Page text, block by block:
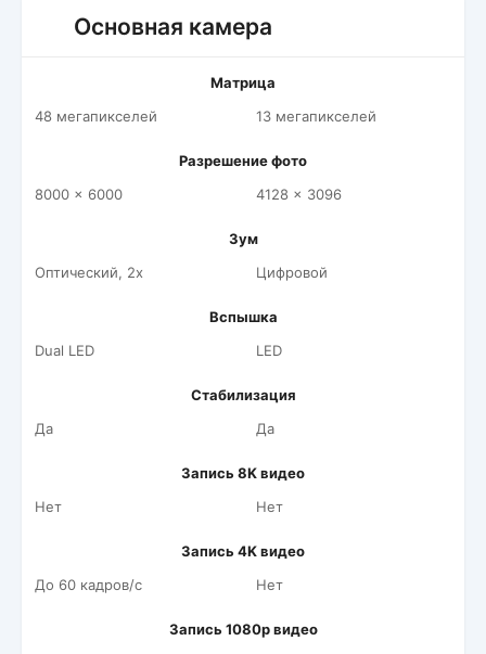
Основная камера
Матрица
48 мегапикселей
13 мегапикселей
Разрешение фото
8000 x 6000
4128 x 3096
Зум
Оптический, 2x
Цифровой
Вспышка
Dual LED
LED
Стабилизация
Да
Да
Запись 8K видео
Нет
Нет
Запись 4K видео
До 60 кадров/c
Нет
Запись 1080p видео